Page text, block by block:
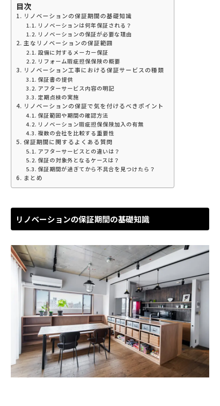
目次
リノベーションの保証期間の基礎知識
リノベーションは何年保証される？
リノベーションの保証が必要な理由
主なリノベーションの保証範囲
設備に対するメーカー保証
リフォーム瑕疵担保保険の概要
リノベーション工事における保証サービスの種類
保証書の提供
アフターサービス内容の明記
定期点検の実施
リノベーションの保証で気を付けるべきポイント
保証範囲や期間の確認方法
リノベーション瑕疵担保保険加入の有無
複数の会社を比較する重要性
保証期間に関するよくある質問
アフターサービスとの違いは？
保証の対象外となるケースは？
保証期間が過ぎてから不具合を見つけたら？
まとめ
リノベーションの保証期間の基礎知識